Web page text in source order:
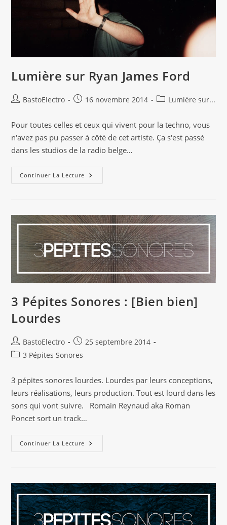
Lumière sur Ryan James Ford
Auteur/autrice
la
BastoElectro
Publication
16 novembre 2014
PostLumière sur...
Pour toutes celles et ceux qui vivent pour la techno, vous
n'avez pas pu passer à côté de cet artiste. Ça s'est passé
dans les studios de la radio belge…
Continuer La Lecture Lumière
Sur
3 Pépites Sonores : [Bien bien]
Lourdes
Auteur/autrice
de
BastoElectro
Publication
publiée :
25 septembre 2014
Post3 Pépites Sonores
3 pépites sonores lourdes. Lourdes par leurs conceptions,
leurs réalisations, leurs production. Tout est lourd dans les
sons qui vont suivre. Romain Reynaud aka Roman
Poncet sort un track…
Continuer La Lecture
Pépites
Lourdes